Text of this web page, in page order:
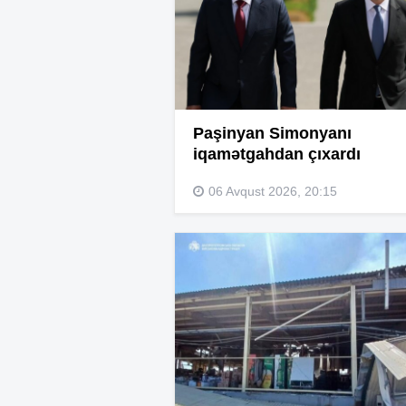
Paşinyan Simonyanı
iqamətgahdan çıxardı
06 Avqust 2026, 20:15